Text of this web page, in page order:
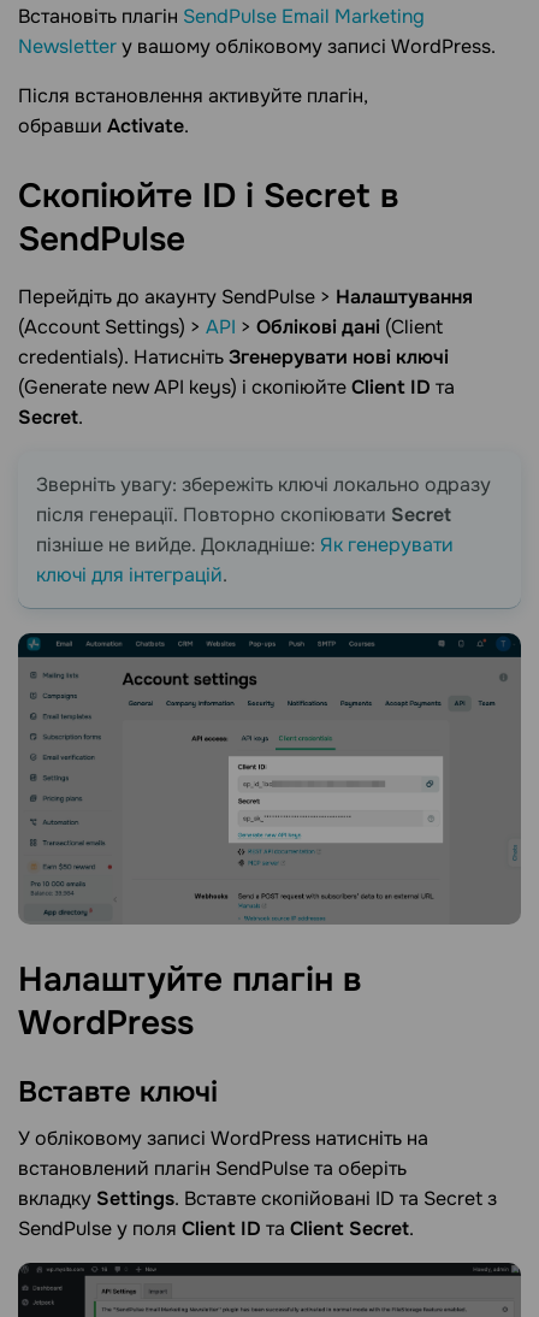
Встановіть плагін SendPulse Email Marketing
Newsletterу вашому обліковому записі WordPress.
Після встановлення активуйте плагін,
обравши Activate.
Скопіюйте ID і Secret в
SendPulse
Перейдіть до акаунту SendPulse > Налаштування
(Account Settings) > API > Облікові дані (Client
credentials). НатиснітьЗгенерувати нові ключі
(Generate new API keys) і скопіюйтеClient ID та
Secret.
Зверніть увагу: збережіть ключі локально одразу
після генерації. Повторно скопіювати Secret
пізніше не вийде. Докладніше: Як генерувати
ключі для інтеграцій.
Налаштуйте плагін в
WordPress
Вставте ключі
У обліковому записі WordPress натисніть на
встановлений плагін SendPulse та оберіть
вкладку Settings. Вставте скопійовані ID та Secret з
SendPulse у поля Client ID та Client Secret.